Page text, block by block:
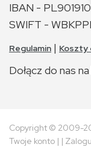
IBAN -
SWIFT -
Regulamin | Koszty
Dołącz do nas na
Copyright © 2009-
Twoje konto | |